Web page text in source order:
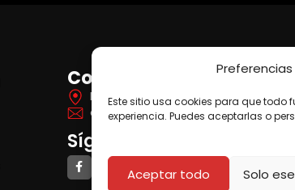
Este sitio usa cookies para que todo
experiencia. Puedes aceptarlas o
Aceptar todo Solo
Itá Yvate Shopping Cataratas,
contato@agatres.co
Contacto
Síguenos: